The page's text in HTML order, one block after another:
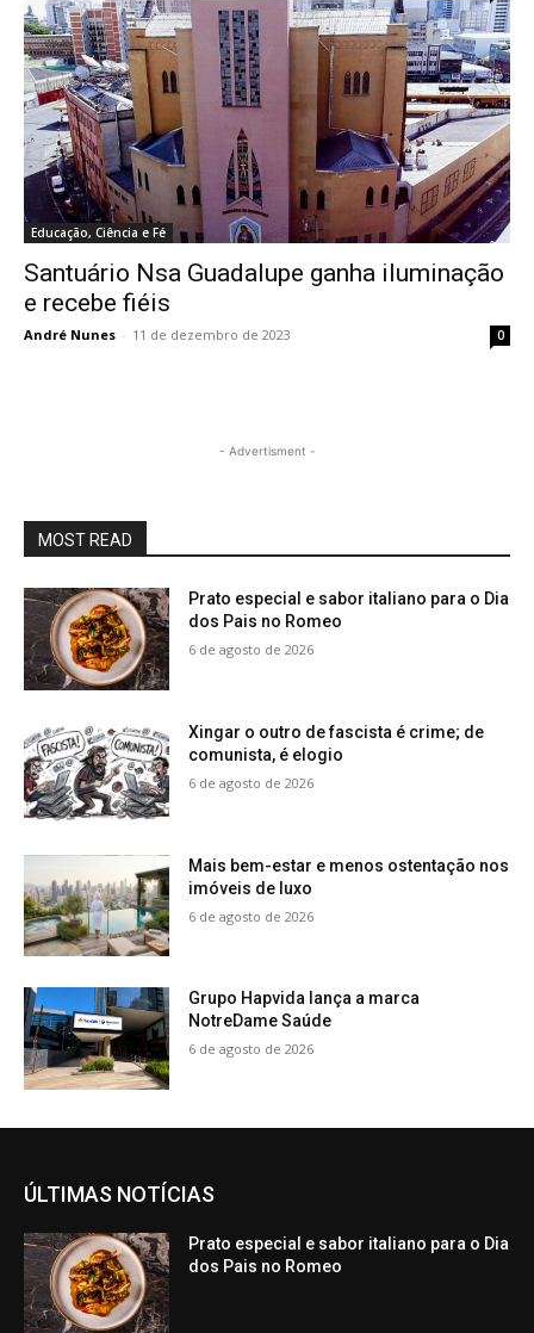
Educação, Ciência e Fé
Santuário Nsa Guadalupe ganha iluminação
e recebe fiéis
André Nunes - 11 de dezembro de 2023 0
- Advertisment -
MOST READ
Prato especial e sabor italiano para o Dia
dos Pais no Romeo
6 de agosto de 2026
Xingar o outro de fascista é crime; de
comunista, é elogio
6 de agosto de 2026
Mais bem-estar e menos ostentação nos
imóveis de luxo
6 de agosto de 2026
Grupo Hapvida lança a marca
NotreDame Saúde
6 de agosto de 2026
ÚLTIMAS NOTÍCIAS
Prato especial e sabor italiano para o Dia
dos Pais no Romeo